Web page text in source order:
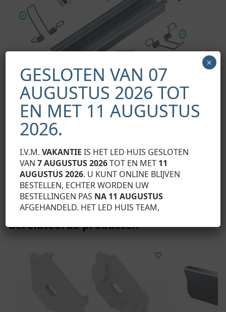
Montageschema van de verlichtingssysteemelementen met
(2) LED-strips, (3) kappen met gat en (4) montageveren.
SKU: 12-0375-11
Categorie: Lumines profiel eindkappen
Gerelateerde producten
GESLOTEN VAN 07
AUGUSTUS 2026 TOT
EN MET 11 AUGUSTUS
2026.
I.V.M.VAKANTIE IS HET LED HUIS GESLOTEN
VAN7 AUGUSTUS 2026TOT EN MET 11
AUGUSTUS 2026. U KUNT ONLINE BLIJVEN
BESTELLEN, ECHTER WORDEN UW
BESTELLINGEN PAS NA 11 AUGUSTUS
AFGEHANDELD. HET LED HUIS TEAM,
×